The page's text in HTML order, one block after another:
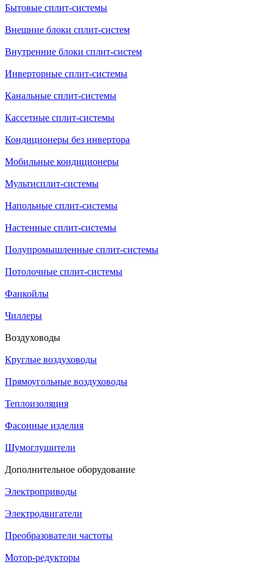
Бытовые сплит-системы
Внешние блоки сплит-систем
Внутренние блоки сплит-систем
Инверторные сплит-системы
Канальные сплит-системы
Кассетные сплит-системы
Кондиционеры без инвертора
Мобильные кондиционеры
Мультисплит-системы
Напольные сплит-системы
Настенные сплит-системы
Полупромышленные сплит-системы
Потолочные сплит-системы
Фанкойлы
Чиллеры
Воздуховоды
Круглые воздуховоды
Прямоугольные воздуховоды
Теплоизоляция
Фасонные изделия
Шумоглушители
Дополнительное оборудование
Электроприводы
Электродвигатели
Преобразователи частоты
Мотор-редукторы